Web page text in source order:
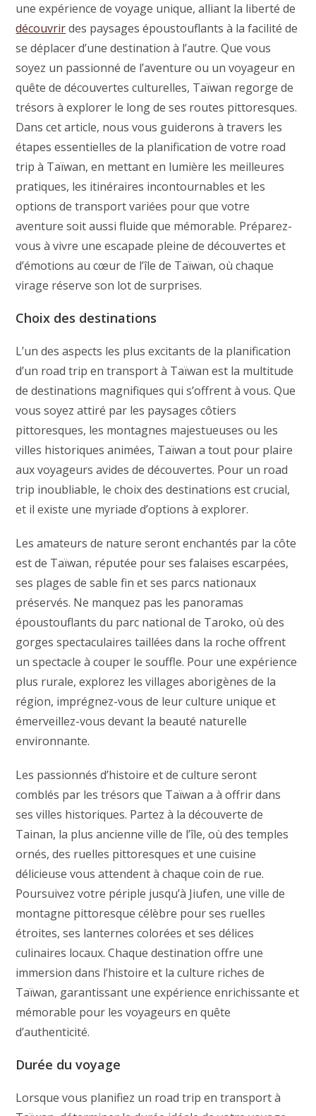
une expérience de voyage unique, alliant la liberté de
découvrirdes paysages époustouflants à la facilité de
se déplacer d’une destination à l’autre. Que vous
soyez un passionné de l’aventure ou un voyageur en
quête de découvertes culturelles, Taïwan regorge de
trésors à explorer le long de ses routes pittoresques.
Dans cet article, nous vous guiderons à travers les
étapes essentielles de la planification de votre road
trip à Taïwan, en mettant en lumière les meilleures
pratiques, les itinéraires incontournables et les
options de transport variées pour que votre
aventure soit aussi fluide que mémorable. Préparez-
vous à vivre une escapade pleine de découvertes et
d’émotions au cœur de l’île de Taïwan, où chaque
virage réserve son lot de surprises.
Choix des destinations
L’un des aspects les plus excitants de la planification
d’un road trip en transport à Taïwan est la multitude
de destinations magnifiques qui s’offrent à vous. Que
vous soyez attiré par les paysages côtiers
pittoresques, les montagnes majestueuses ou les
villes historiques animées, Taïwan a tout pour plaire
aux voyageurs avides de découvertes. Pour un road
trip inoubliable, le choix des destinations est crucial,
et il existe une myriade d’options à explorer.
Les amateurs de nature seront enchantés par la côte
est de Taïwan, réputée pour ses falaises escarpées,
ses plages de sable fin et ses parcs nationaux
préservés. Ne manquez pas les panoramas
époustouflants du parc national de Taroko, où des
gorges spectaculaires taillées dans la roche offrent
un spectacle à couper le souffle. Pour une expérience
plus rurale, explorez les villages aborigènes de la
région, imprégnez-vous de leur culture unique et
émerveillez-vous devant la beauté naturelle
environnante.
Les passionnés d’histoire et de culture seront
comblés par les trésors que Taïwan a à offrir dans
ses villes historiques. Partez à la découverte de
Tainan, la plus ancienne ville de l’île, où des temples
ornés, des ruelles pittoresques et une cuisine
délicieuse vous attendent à chaque coin de rue.
Poursuivez votre périple jusqu’à Jiufen, une ville de
montagne pittoresque célèbre pour ses ruelles
étroites, ses lanternes colorées et ses délices
culinaires locaux. Chaque destination offre une
immersion dans l’histoire et la culture riches de
Taïwan, garantissant une expérience enrichissante et
mémorable pour les voyageurs en quête
d’authenticité.
Durée du voyage
Lorsque vous planifiez un road trip en transport à